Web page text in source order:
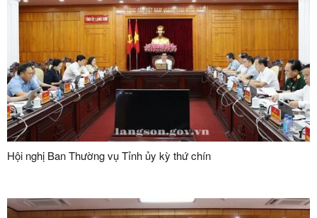
Hội nghị Ban Thường vụ Tỉnh ủy kỳ thứ chín